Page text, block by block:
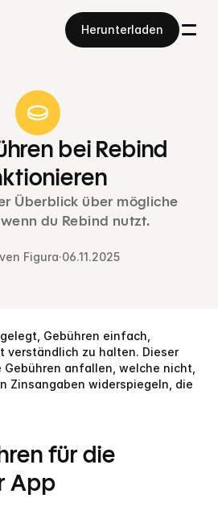
bei Rebind
Überblick über mögliche
du Rebind nutzt.
Figura·06.11.2025
Gebühren einfach,
verständlich zu halten. Dieser
anfallen, welche nicht,
Zinsangaben widerspiegeln, die
für die
App
Herunterladen